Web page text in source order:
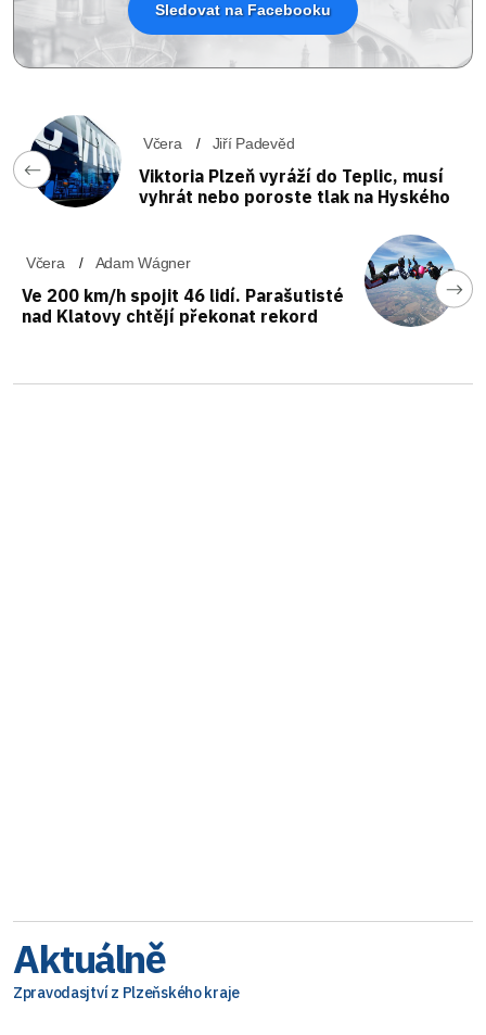
Sledovat na Facebooku
Včera Jiří Padevěd
Viktoria Plzeň vyráží do Teplic, musí
vyhrát nebo poroste tlak na Hyského
Včera Adam Wágner
Ve 200 km/h spojit 46 lidí. Parašutisté
nad Klatovy chtějí překonat rekord
Aktuálně
Zpravodasjtví z Plzeňského kraje